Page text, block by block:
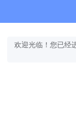
欢迎光临！您已经